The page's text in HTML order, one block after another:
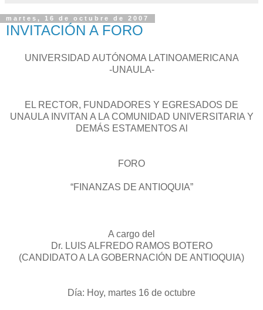
martes, 16 de octubre de 2007
INVITACIÓN A FORO
UNIVERSIDAD AUTÓNOMA LATINOAMERICANA
-UNAULA-
EL RECTOR, FUNDADORES Y EGRESADOS DE
UNAULA INVITAN A LA COMUNIDAD UNIVERSITARIA Y
DEMÁS ESTAMENTOS Al
FORO
“FINANZAS DE ANTIOQUIA”
A cargo del
Dr. LUIS ALFREDO RAMOS BOTERO
(CANDIDATO A LA GOBERNACIÓN DE ANTIOQUIA)
Día: Hoy, martes 16 de octubre